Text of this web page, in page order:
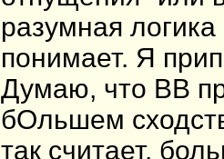
разумная
понимает. Я
Думаю, что ВВ
бОльшем
так считает,